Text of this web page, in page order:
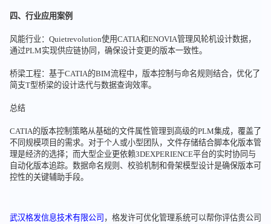
四、行业应用案例
风能行业：Quietrevolution使用CATIA和ENOVIA管理风轮机设计数据，
通过PLM实现供应链协同，确保设计变更的版本一致性。
桥梁工程：基于CATIA的BIM流程中，版本控制与命名规则结合，优化了
简支T型桥梁的设计迭代与数据查询效率。
总结
CATIA的版本控制策略从基础的文件属性管理到高级的PLM集成，覆盖了
不同规模项目的需求。对于个人或小型团队，文件存储结合脚本化版本管
理是经济的选择；而大型企业更依赖3DEXPERIENCE平台的实时协同与
自动化版本追踪。数据命名规则、校验机制和骨架模型设计是确保版本可
控性的关键辅助手段。
武汉格发信息技术有限公司 ，格发许可优化管理系统可以帮你评估贵公司